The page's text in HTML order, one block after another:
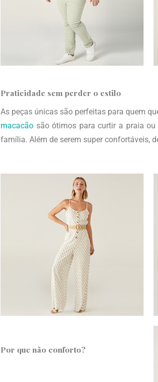
Praticidade sem perder o estilo
As peças únicas são perfeitas para quem
macacão são ótimos para curtir a praia
família. Além de serem super confortáveis,
Por que não conforto?